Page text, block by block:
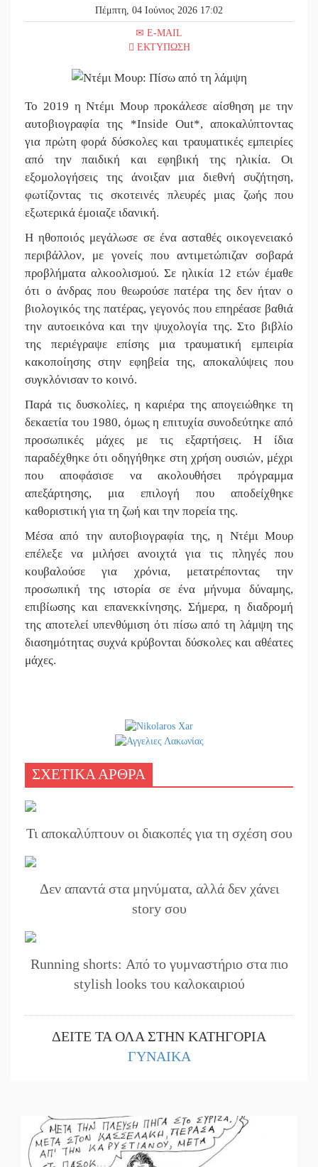
|| Φως σε
||
||
|| Εντολή
|| Ασίστ
|| Στον
||
|| Νεκρή
Πέμπτη, 04 Ιούνιος 2026 17:02
E-MAIL
ΕΚΤΥΠΩΣΗ
Το 2019 η Ντέμι Μουρ προκάλεσε αίσθηση με την
αυτοβιογραφία της *Inside Out*, αποκαλύπτοντας
για πρώτη φορά δύσκολες και τραυματικές εμπειρίες
από την παιδική και εφηβική της ηλικία. Οι
εξομολογήσεις της άνοιξαν μια διεθνή συζήτηση,
φωτίζοντας τις σκοτεινές πλευρές μιας ζωής που
εξωτερικά έμοιαζε ιδανική.
Η ηθοποιός μεγάλωσε σε ένα ασταθές οικογενειακό
περιβάλλον, με γονείς που αντιμετώπιζαν σοβαρά
προβλήματα αλκοολισμού. Σε ηλικία 12 ετών έμαθε
ότι ο άνδρας που θεωρούσε πατέρα της δεν ήταν ο
βιολογικός της πατέρας, γεγονός που επηρέασε βαθιά
την αυτοεικόνα και την ψυχολογία της. Στο βιβλίο
της περιέγραψε επίσης μια τραυματική εμπειρία
κακοποίησης στην εφηβεία της, αποκαλύψεις που
συγκλόνισαν το κοινό.
Παρά τις δυσκολίες, η καριέρα της απογειώθηκε τη
δεκαετία του 1980, όμως η επιτυχία συνοδεύτηκε από
προσωπικές μάχες με τις εξαρτήσεις. Η ίδια
παραδέχθηκε ότι οδηγήθηκε στη χρήση ουσιών, μέχρι
που αποφάσισε να ακολουθήσει πρόγραμμα
απεξάρτησης, μια επιλογή που αποδείχθηκε
καθοριστική για τη ζωή και την πορεία της.
Μέσα από την αυτοβιογραφία της, η Ντέμι Μουρ
επέλεξε να μιλήσει ανοιχτά για τις πληγές που
κουβαλούσε για χρόνια, μετατρέποντας την
προσωπική της ιστορία σε ένα μήνυμα δύναμης,
επιβίωσης και επανεκκίνησης. Σήμερα, η διαδρομή
της αποτελεί υπενθύμιση ότι πίσω από τη λάμψη της
διασημότητας συχνά κρύβονται δύσκολες και αθέατες
μάχες.
ΣΧΕΤΙΚΑ ΑΡΘΡΑ
Τι αποκαλύπτουν οι διακοπές για τη σχέση σου
Δεν απαντά στα μηνύματα, αλλά δεν χάνει
story σου
Running shorts: Από το γυμναστήριο στα πιο
stylish looks του καλοκαιριού
ΔΕΙΤΕ ΤΑ ΟΛΑ ΣΤΗΝ ΚΑΤΗΓΟΡΙΑ
ΓΥΝΑΙΚΑ